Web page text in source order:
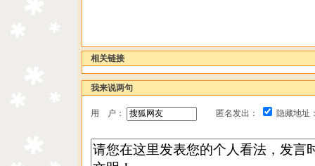
相关链接
我来说两句
用 户： 匿名发出： 隐藏地址